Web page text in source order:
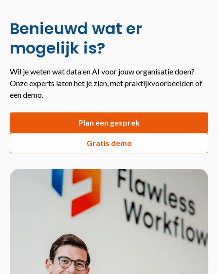
Benieuwd wat er
mogelijk is?
Wil je weten wat data en AI voor jouw organisatie doen?
Onze experts laten het je zien, met praktijkvoorbeelden of
een demo.
Plan een gesprek
Gratis demo